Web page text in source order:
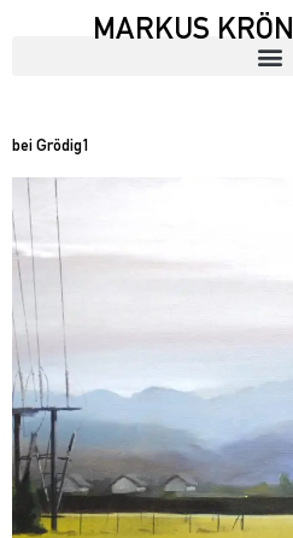
MARKUS KRÖN
bei Grödig1